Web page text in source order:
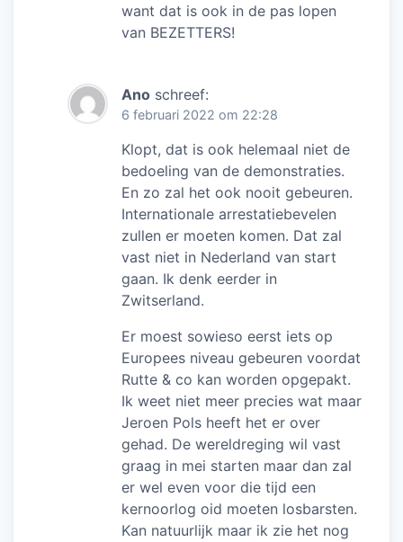
want dat is ook in de pas lopen
van BEZETTERS!
Ano schreef:
6 februari 2022 om 22:28
Klopt, dat is ook helemaal niet de
bedoeling van de demonstraties.
En zo zal het ook nooit gebeuren.
Internationale arrestatiebevelen
zullen er moeten komen. Dat zal
vast niet in Nederland van start
gaan. Ik denk eerder in
Zwitserland.
Er moest sowieso eerst iets op
Europees niveau gebeuren voordat
Rutte & co kan worden opgepakt.
Ik weet niet meer precies wat maar
Jeroen Pols heeft het er over
gehad. De wereldreging wil vast
graag in mei starten maar dan zal
er wel even voor die tijd een
kernoorlog oid moeten losbarsten.
Kan natuurlijk maar ik zie het nog